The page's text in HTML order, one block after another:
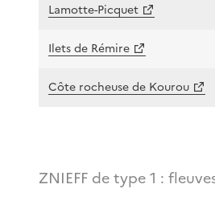
Lamotte-Picquet
Ilets de Rémire
Côte rocheuse de Kourou
ZNIEFF de type 1 :